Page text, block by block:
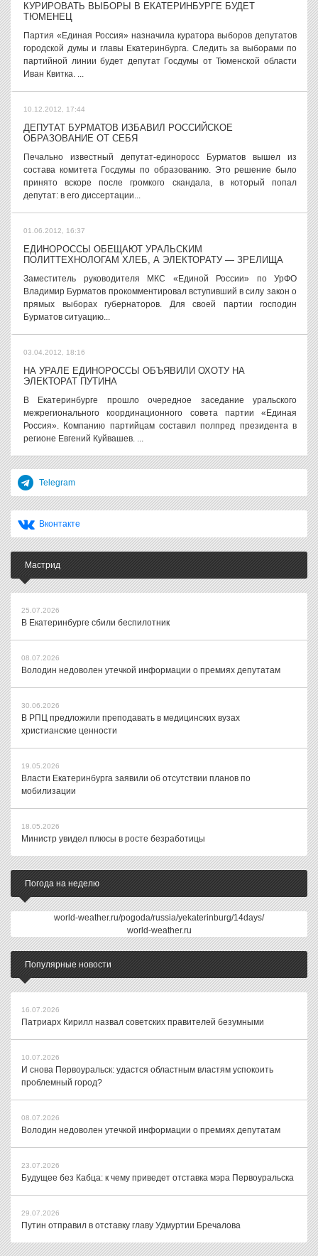
КУРИРОВАТЬ ВЫБОРЫ В ЕКАТЕРИНБУРГЕ БУДЕТ
ТЮМЕНЕЦ
Партия «Единая Россия» назначила куратора выборов депутатов
городской думы и главы Екатеринбурга. Следить за выборами по
партийной линии будет депутат Госдумы от Тюменской области
Иван Квитка. ...
10.12.2012, 17:44
ДЕПУТАТ БУРМАТОВ ИЗБАВИЛ РОССИЙСКОЕ
ОБРАЗОВАНИЕ ОТ СЕБЯ
Печально известный депутат-единоросс Бурматов вышел из
состава комитета Госдумы по образованию. Это решение было
принято вскоре после громкого скандала, в который попал
депутат: в его диссертации...
01.06.2012, 16:37
ЕДИНОРОССЫ ОБЕЩАЮТ УРАЛЬСКИМ
ПОЛИТТЕХНОЛОГАМ ХЛЕБ, А ЭЛЕКТОРАТУ — ЗРЕЛИЩА
Заместитель руководителя МКС «Единой России» по УрФО
Владимир Бурматов прокомментировал вступивший в силу закон о
прямых выборах губернаторов. Для своей партии господин
Бурматов ситуацию...
03.04.2012, 18:16
НА УРАЛЕ ЕДИНОРОССЫ ОБЪЯВИЛИ ОХОТУ НА
ЭЛЕКТОРАТ ПУТИНА
В Екатеринбурге прошло очередное заседание уральского
межрегионального координационного совета партии «Единая
Россия». Компанию партийцам составил полпред президента в
регионе Евгений Куйвашев. ...
Telegram
Вконтакте
Мастрид
25.07.2026
В Екатеринбурге сбили беспилотник
08.07.2026
Володин недоволен утечкой информации о премиях депутатам
30.06.2026
В РПЦ предложили преподавать в медицинских вузах
христианские ценности
19.05.2026
Власти Екатеринбурга заявили об отсутствии планов по
мобилизации
18.05.2026
Министр увидел плюсы в росте безработицы
Погода на неделю
world-weather.ru/pogoda/russia/yekaterinburg/14days/
world-weather.ru
Популярные новости
16.07.2026
Патриарх Кирилл назвал советских правителей безумными
10.07.2026
И снова Первоуральск: удастся областным властям успокоить
проблемный город?
08.07.2026
Володин недоволен утечкой информации о премиях депутатам
23.07.2026
Будущее без Кабца: к чему приведет отставка мэра Первоуральска
29.07.2026
Путин отправил в отставку главу Удмуртии Бречалова